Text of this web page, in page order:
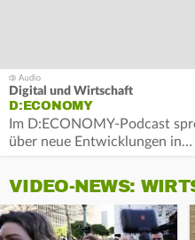
Digital und Wirtschaft
D:ECONOMY
Im D:ECONOMY-Podcast
über neue Entwicklungen in…
VIDEO-NEWS: